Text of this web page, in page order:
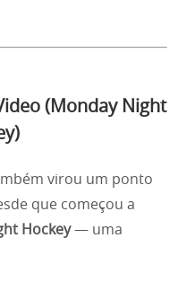
(Monday Night
virou um ponto
que começou a
Hockey— uma